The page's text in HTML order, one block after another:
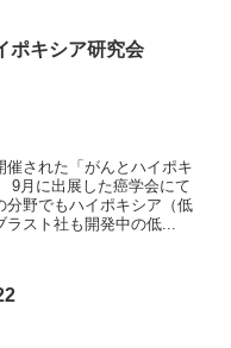
ポキシア研究会
された「がんとハイポキ
9月に出展した癌学会にて
分野でもハイポキシア（低
スト社も開発中の低...